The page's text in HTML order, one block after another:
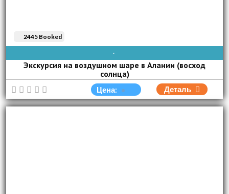
AVAIBLE EVERY DAY
Экскурсия на воздушном шаре в Алании (восход
солнца)
2445 Booked
Цена: Деталь